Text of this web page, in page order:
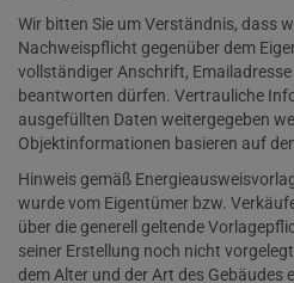
Wir bitten Sie um Verständnis, dass
Nachweispflicht gegenüber dem
vollständiger Anschrift,
beantworten dürfen. Vertrauliche
ausgefüllten Daten weitergegeben
Objektinformationen basieren auf
Hinweis gemäß
wurde vom Eigentümer bzw.
über die generell geltende
seiner Erstellung noch nicht
dem Alter und der Art des Gebäudes